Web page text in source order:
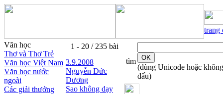
trang
Văn học
Thơ và Thơ Trẻ
Văn học Việt Nam
Văn học nước
ngoài
Các giải thưởng
1 - 20 / 235 bài
3.9.2008
Nguyễn Ðức
Dương
Sao không dạy
tìm
(dùng Unicode hoặc không
dấu)